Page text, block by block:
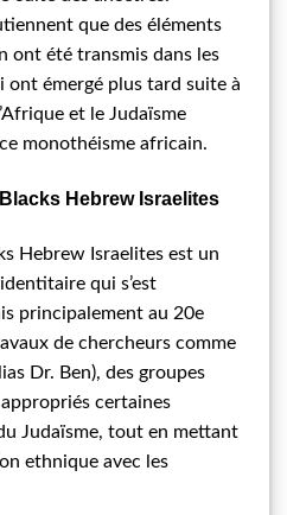
que des éléments
ont été transmis dans les
émergé plus tard suite à
et le Judaïsme
monothéisme africain.
Hebrew Israelites
Hebrew Israelites est un
qui s’est
principalement au 20e
de chercheurs comme
Dr. Ben), des groupes
certaines
Judaïsme, tout en mettant
ethnique avec les